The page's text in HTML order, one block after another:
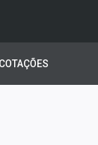
COTAÇÕES